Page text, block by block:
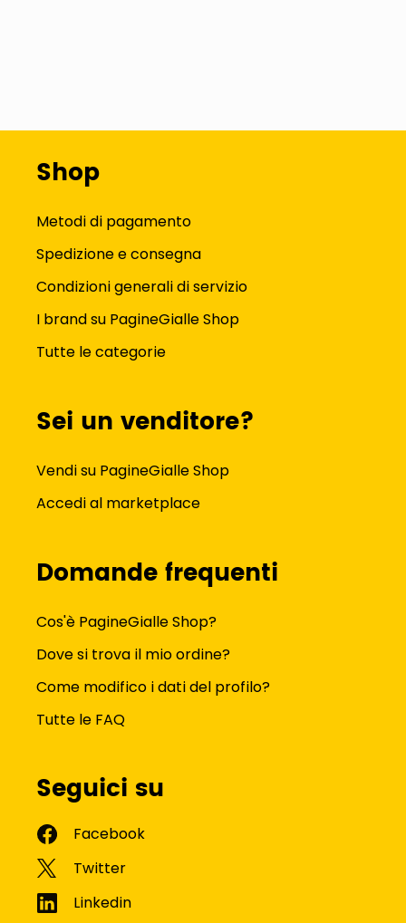
Shop
Metodi di pagamento
Spedizione e consegna
Condizioni generali di servizio
I brand su PagineGialle Shop
Tutte le categorie
Sei un venditore?
Vendi su PagineGialle Shop
Accedi al marketplace
Domande frequenti
Cos'è PagineGialle Shop?
Dove si trova il mio ordine?
Come modifico i dati del profilo?
Tutte le FAQ
Seguici su